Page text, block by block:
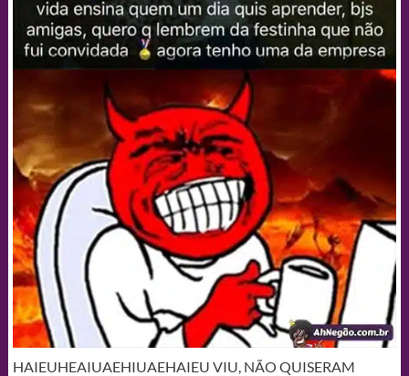
HAIEUHEAIUAEHIUAEHAIEU VIU, NÃO QUISERAM